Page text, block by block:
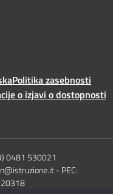
Politika zasebnosti
o izjavi o dostopnosti
0481 530021
- PEC: